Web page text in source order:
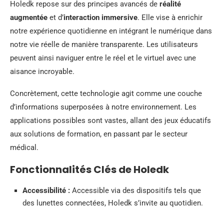
Holedk repose sur des principes avancés de réalité
augmentée et d’interaction immersive. Elle vise à enrichir
notre expérience quotidienne en intégrant le numérique dans
notre vie réelle de manière transparente. Les utilisateurs
peuvent ainsi naviguer entre le réel et le virtuel avec une
aisance incroyable.
Concrètement, cette technologie agit comme une couche
d’informations superposées à notre environnement. Les
applications possibles sont vastes, allant des jeux éducatifs
aux solutions de formation, en passant par le secteur
médical.
Fonctionnalités Clés de Holedk
Accessibilité : Accessible via des dispositifs tels que
des lunettes connectées, Holedk s’invite au quotidien.